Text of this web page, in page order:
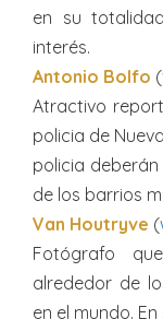
en su
interés.
Antonio Bolfo (
Atractivo
policia de
policia
de los barrios
Van Houtryve (
Fotógrafo
alrededor de
en el mundo.